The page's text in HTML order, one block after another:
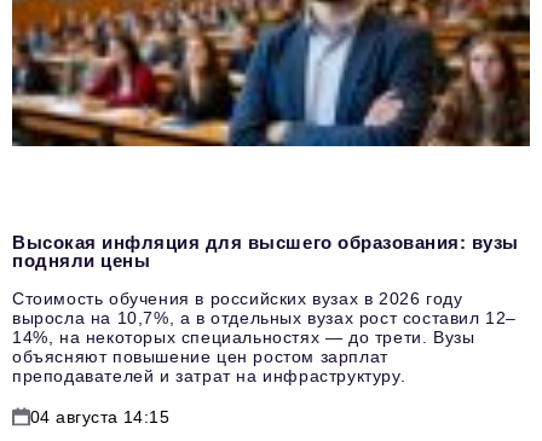
Высокая инфляция для высшего образования: вузы
подняли цены
Стоимость обучения в российских вузах в 2026 году
выросла на 10,7%, а в отдельных вузах рост составил 12–
14%, на некоторых специальностях — до трети. Вузы
объясняют повышение цен ростом зарплат
преподавателей и затрат на инфраструктуру.
04 августа 14:15